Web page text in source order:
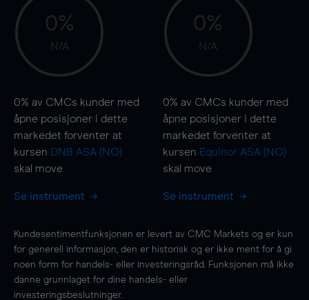
0%
N/A
0% av CMCs kunder med
åpne posisjoner i dette
markedet forventer at
kursen DNB ASA (NO)
skal move
Se instrument
0%
N/A
0% av CMCs kunder med
åpne posisjoner i dette
markedet forventer at
kursen Equinor ASA (NO)
skal move
Se instrument
Kundesentimentfunksjonen er levert av CMC Markets og er kun
for generell informasjon, den er historisk og er ikke ment for å gi
noen form for handels- eller investeringsråd. Funksjonen må ikke
danne grunnlaget for dine handels- eller
investeringsbeslutninger.